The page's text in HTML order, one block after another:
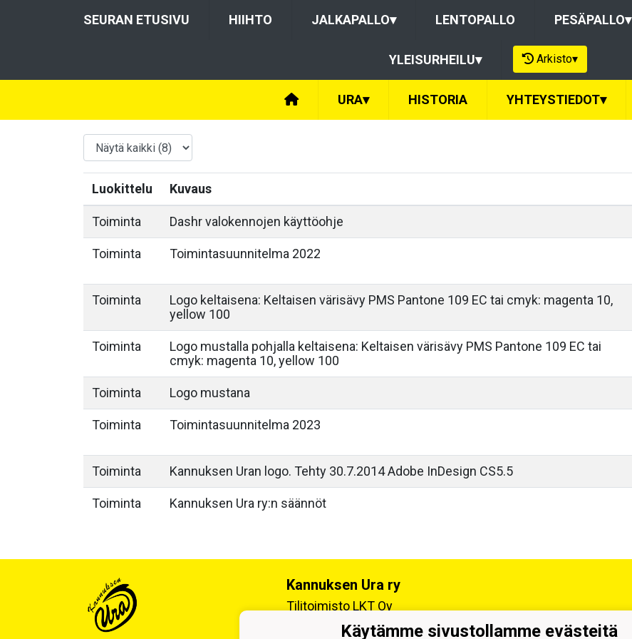
SEURAN ETUSIVU HIIHTO JALKAPALLO▾ LENTOPALLO PESÄPALLO▾
YLEISURHEILU▾ Arkisto▾
URA▾ HISTORIA YHTEYSTIEDOT▾
Luokittelu Kuvaus
Toiminta Dashr valokennojen käyttöohje
Toiminta Toimintasuunnitelma 2022
Toiminta
Logo keltaisena: Keltaisen värisävy PMS Pantone 109 EC tai cmyk: magenta 10,
yellow 100
Toiminta
Logo mustalla pohjalla keltaisena: Keltaisen värisävy PMS Pantone 109 EC tai
cmyk: magenta 10, yellow 100
Toiminta Logo mustana
Toiminta Toimintasuunnitelma 2023
Toiminta Kannuksen Uran logo. Tehty 30.7.2014 Adobe InDesign CS5.5
Toiminta Kannuksen Ura ry:n säännöt
Kannuksen Ura ry
Tilitoimisto LKT Oy
Käytämme sivustollamme evästeitä